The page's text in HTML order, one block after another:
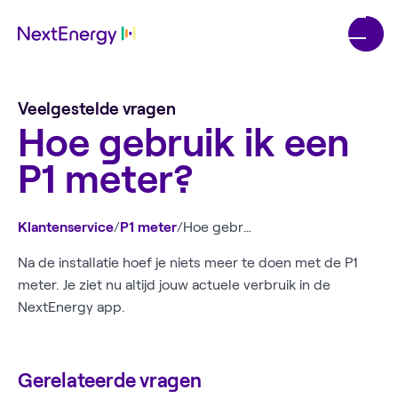
Veelgestelde vragen
Hoe gebruik ik een
P1 meter?
Klantenservice/P1 meter/ Hoe gebruik ik een P1 meter?
Na de installatie hoef je niets meer te doen met de P1
meter. Je ziet nu altijd jouw actuele verbruik in de
NextEnergy app.
Gerelateerde vragen